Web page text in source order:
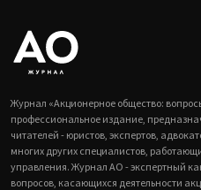
Журнал «Акционерное общество:
профессиональное издание,
читателей - юристов, экспертов,
многих других специалистов,
управления. Журнал АО - экспертный
вопросов, касающихся деятельности